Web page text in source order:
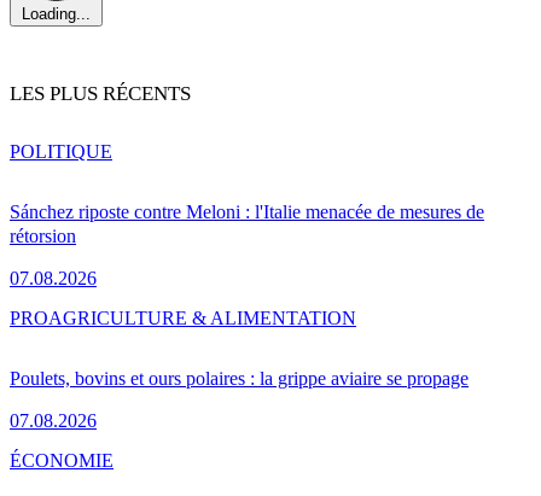
Loading...
LES PLUS RÉCENTS
Sánchez riposte contre Meloni : l'Italie menacée de mesures de
rétorsion
07.08.2026
POLITIQUE
Poulets, bovins et ours polaires : la grippe aviaire se propage
07.08.2026
PROAGRICULTURE & ALIMENTATION
ÉCONOMIE